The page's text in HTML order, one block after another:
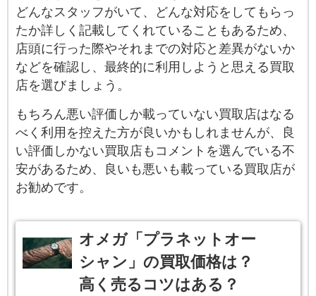
どんなスタッフがいて、どんな対応をしてもらっ
たか詳しく記載してくれていることもあるため、
店頭に行った際やそれまでの対応と差異がないか
などを確認し、最終的に利用しようと思える買取
店を選びましょう。
もちろん悪い評価しか載っていない買取店はなる
べく利用を控えた方が良いかもしれませんが、良
い評価しかない買取店もコメントを選んでいる不
安があるため、良いも悪いも載っている買取店が
お勧めです。
オメガ「プラネットオー
シャン」の買取価格は？
高く売るコツはある？